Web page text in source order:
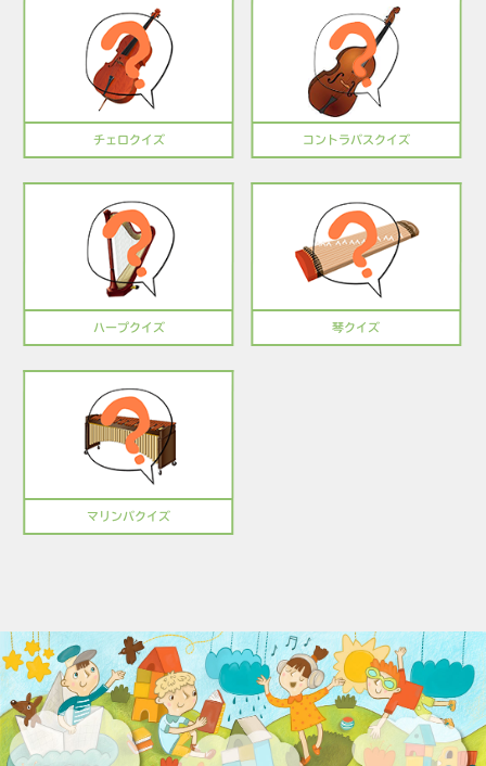
チェロクイズ コントラバスクイズ
ハープクイズ 琴クイズ
マリンバクイズ